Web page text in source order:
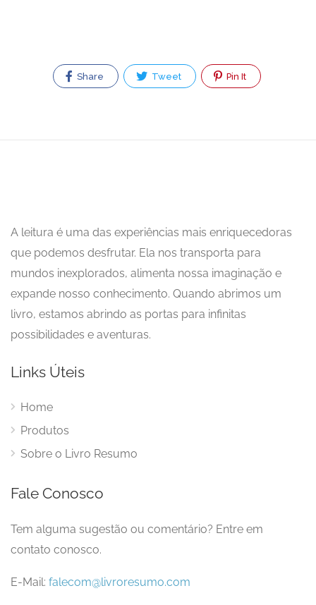
Share Tweet Pin It
A leitura é uma das experiências mais enriquecedoras
que podemos desfrutar. Ela nos transporta para
mundos inexplorados, alimenta nossa imaginação e
expande nosso conhecimento. Quando abrimos um
livro, estamos abrindo as portas para infinitas
possibilidades e aventuras.
Links Úteis
Home
Produtos
Sobre o Livro Resumo
Fale Conosco
Tem alguma sugestão ou comentário? Entre em
contato conosco.
E-Mail: falecom@livroresumo.com